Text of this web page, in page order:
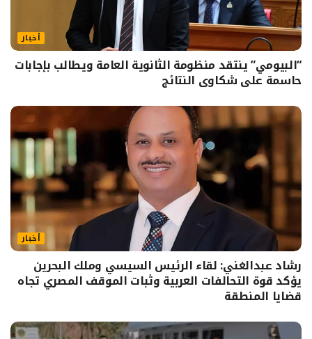
أخبار
“البيومي” ينتقد منظومة الثانوية العامة ويطالب بإجابات
حاسمة على شكاوى النتائج
أخبار
رشاد عبدالغني: لقاء الرئيس السيسي وملك البحرين
يؤكد قوة التحالفات العربية وثبات الموقف المصري تجاه
قضايا المنطقة